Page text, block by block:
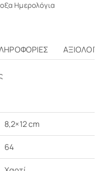
Ημερολόγια
8,2×12 cm
64